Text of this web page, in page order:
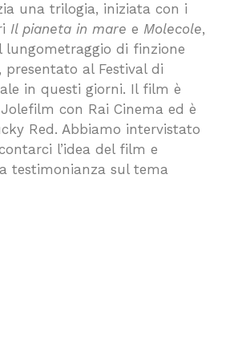
una trilogia, iniziata con i
Il pianeta in mare e Molecole,
lungometraggio di finzione
, presentato al Festival di
in questi giorni. Il film è
con Rai Cinema ed è
Red. Abbiamo intervistato
l’idea del film e
testimonianza sul tema